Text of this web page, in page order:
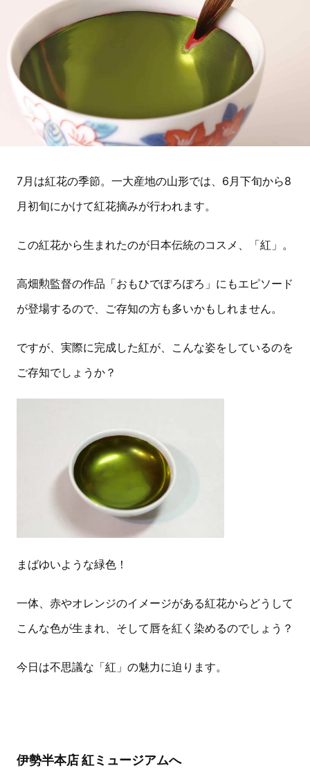
7月は紅花の季節。一大産地の山形では、6月下旬から8
月初旬にかけて紅花摘みが行われます。
この紅花から生まれたのが日本伝統のコスメ、「紅」。
高畑勲監督の作品「おもひでぽろぽろ」にもエピソード
が登場するので、ご存知の方も多いかもしれません。
ですが、実際に完成した紅が、こんな姿をしているのを
ご存知でしょうか？
まばゆいような緑色！
一体、赤やオレンジのイメージがある紅花からどうして
こんな色が生まれ、そして唇を紅く染めるのでしょう？
今日は不思議な「紅」の魅力に迫ります。
伊勢半本店 紅ミュージアムへ